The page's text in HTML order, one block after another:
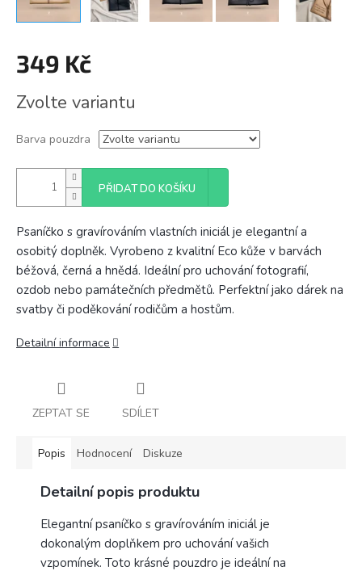
349 Kč
cena:
Zvolte variantu
Barva pouzdra
PŘIDAT DO KOŠÍKU
Psaníčko s gravírováním vlastních iniciál je elegantní a
osobitý doplněk. Vyrobeno z kvalitní Eco kůže v barvách
béžová, černá a hnědá. Ideální pro uchování fotografií,
ozdob nebo památečních předmětů. Perfektní jako dárek na
svatby či poděkování rodičům a hostům.
Detailní informace
ZEPTAT SE SDÍLET
Popis Hodnocení Diskuze
Detailní popis produktu
Elegantní psaníčko s gravírováním iniciál je
dokonalým doplňkem pro uchování vašich
vzpomínek. Toto krásné pouzdro je ideální na